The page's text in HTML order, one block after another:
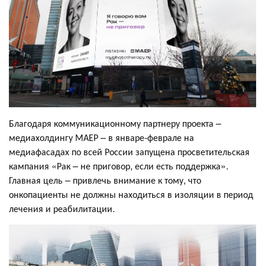
Благодаря коммуникационному партнеру проекта –
медиахолдингу МАЕР – в январе-феврале на
медиафасадах по всей России запущена просветительская
кампания «Рак – не приговор, если есть поддержка».
Главная цель – привлечь внимание к тому, что
онкопациенты не должны находиться в изоляции в период
лечения и реабилитации.